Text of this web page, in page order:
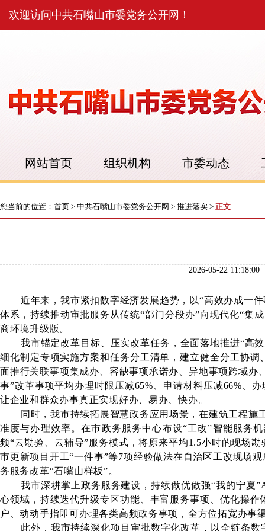
欢迎访问中共石嘴山市委党务公开网！
网站首页 组织机构 市委动态
您当前的位置： 首页 > 中共石嘴山市委党务公开网 > 推进落实 > 正文
2026-05-22
近年来，我市紧扣数字经济发展趋势，以“高效办成一
体系，持续推动审批服务从传统“部门分段办”向现代化“集
商环境升级版。
我市锚定改革目标、压实改革任务，全面落地推进“高
细化制定专项实施方案和任务分工清单，建立健全分工协
面推行关联事项集成办、容缺事项承诺办、异地事项跨域
事”改革事项平均办理时限压减65%、申请材料压减66%、
让企业和群众办事真正实现好办、易办、快办。
同时，我市持续拓展智慧政务应用场景，在建筑工程施
准度与办理效率。在市政务服务中心布设“工改”智能服务
频“云勘验、云辅导”服务模式，将原来平均1.5小时的现场
市更新项目开工“一件事”等7项经验做法在自治区工改现场
务服务改革“石嘴山样板”。
我市深耕掌上政务服务建设，持续做优做强“我的宁夏
心领域，持续迭代升级专区功能、丰富服务事项、优化操
户、动动手指即可办理各类高频政务事项，全方位拓宽办事
此外，我市持续深化项目审批数字化改革，以全链条